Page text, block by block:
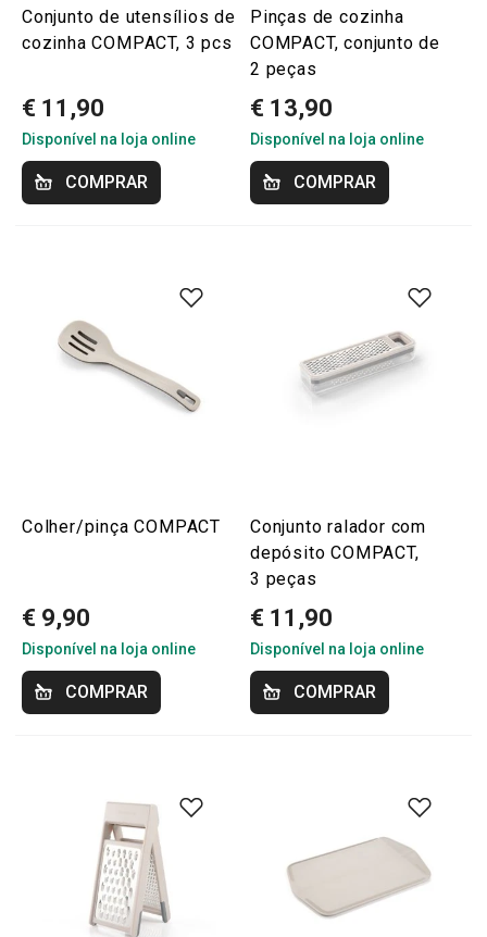
Conjunto de utensílios de
cozinha COMPACT, 3 pcs
€ 11,90
Disponível na loja online
COMPRAR
Pinças de cozinha
COMPACT, conjunto de
2 peças
€ 13,90
Disponível na loja online
COMPRAR
Colher/pinça COMPACT
€ 9,90
Disponível na loja online
COMPRAR
Conjunto ralador com
depósito COMPACT,
3 peças
€ 11,90
Disponível na loja online
COMPRAR